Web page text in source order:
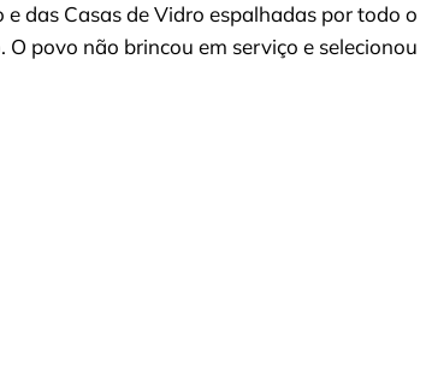
das Casas de Vidro espalhadas por todo o
povo não brincou em serviço e selecionou